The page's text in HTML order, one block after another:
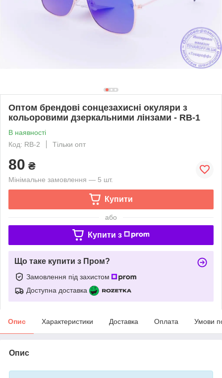
Оптом брендові сонцезахисні окуляри з
кольоровими дзеркальними лінзами - RB-1
В наявності
Код: RB-2
Тільки опт
80 ₴
Мінімальне замовлення — 5 шт.
Купити
або
Купити з
Що таке купити з Пром?
Замовлення під захистом
Доступна доставка
Опис Характеристики Доставка Оплата Умови
Опис